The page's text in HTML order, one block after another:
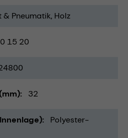
& Pneumatik Holz
15 20
32
Polyester-